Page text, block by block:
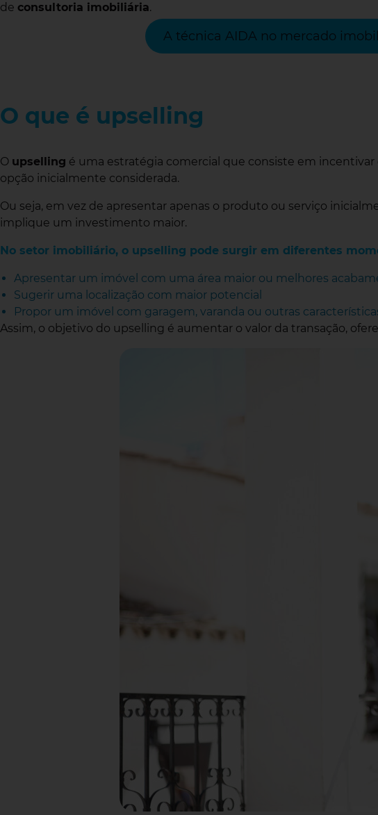
de consultoria imobiliária.
A técnica AIDA no mercado
O que é upselling
O upselling é uma estratégia comercial que consiste em
opção inicialmente considerada.
Ou seja, em vez de apresentar apenas o produto ou serviço
implique um investimento maior.
No setor imobiliário, o upselling pode surgir em diferentes
Apresentar um imóvel com uma área maior ou melhores
Sugerir uma localização com maior potencial
Propor um imóvel com garagem, varanda ou outras
Assim, o objetivo do upselling é aumentar o valor da transação,